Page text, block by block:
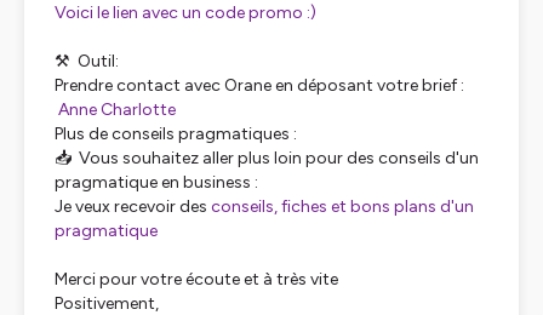
Voici le lien avec un code promo :)
⚒️ Outil:
Prendre contact avec Orane en déposant votre brief :
Anne Charlotte
Plus de conseils pragmatiques :
📥 Vous souhaitez aller plus loin pour des conseils d'un
pragmatique en business :
Je veux recevoir des conseils, fiches et bons plans d'un
pragmatique
Merci pour votre écoute et à très vite
Positivement,